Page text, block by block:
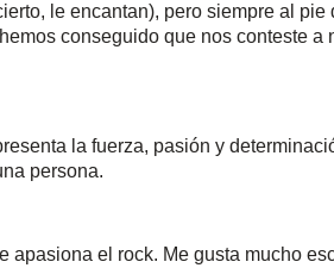
le encantan), pero siempre al
conseguido que nos conteste a
la fuerza, pasión y
persona.
apasiona el rock. Me gusta mucho